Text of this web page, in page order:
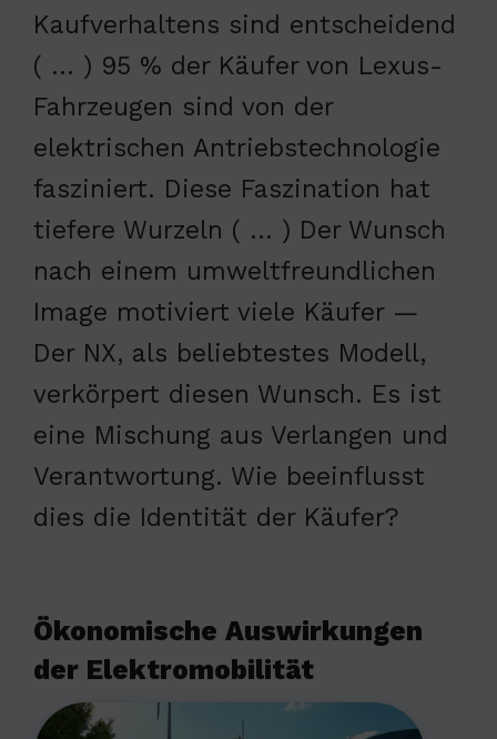
Kaufverhaltens sind entscheidend
( … ) 95 % der Käufer von Lexus-
Fahrzeugen sind von der
elektrischen Antriebstechnologie
fasziniert. Diese Faszination hat
tiefere Wurzeln ( … ) Der Wunsch
nach einem umweltfreundlichen
Image motiviert viele Käufer —
Der NX, als beliebtestes Modell,
verkörpert diesen Wunsch. Es ist
eine Mischung aus Verlangen und
Verantwortung. Wie beeinflusst
dies die Identität der Käufer?
Ökonomische Auswirkungen
der Elektromobilität